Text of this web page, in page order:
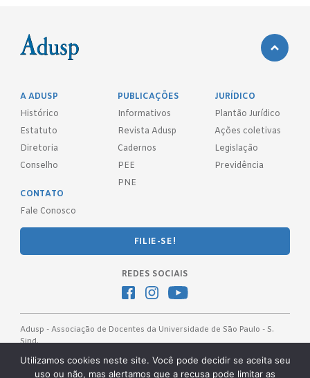
A ADUSP
Histórico
Estatuto
Diretoria
Conselho
PUBLICAÇÕES
Informativos
Revista Adusp
Cadernos
PEE
PNE
JURÍDICO
Plantão Jurídico
Ações coletivas
Legislação
Previdência
CONTATO
Fale Conosco
FILIE-SE!
REDES SOCIAIS
Adusp - Associação de Docentes da Universidade de São Paulo - S.
Sind.
Av. Prof. Almeida Prado, 1366 - São Paulo, SP - CEP 05508-070
Telefones: (11) 3091-4465 / 66 ● (11) 3813-5573 ● (11) 3815-9245 ●
Utilizamos cookies neste site. Você pode decidir se aceita seu
uso ou não, mas alertamos que a recusa pode limitar as